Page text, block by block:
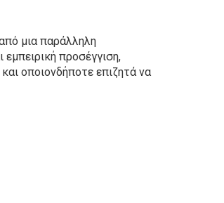
μια παράλληλη
προσέγγιση,
οποιονδήποτε επιζητά να